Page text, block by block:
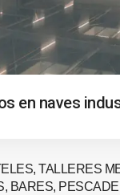
en naves
TALLERES
BARES,